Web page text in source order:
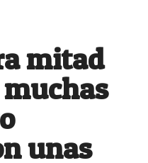
mitad
unas